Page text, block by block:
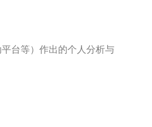
台等）作出的个人分析与